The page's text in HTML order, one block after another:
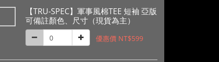
【TRU-SPEC】軍事風棉TEE 短袖 亞版
可備註顏色、尺寸（現貨為主）
優惠價 NT$599